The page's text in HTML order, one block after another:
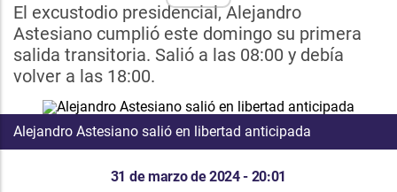
El excustodio presidencial, Alejandro
Astesiano cumplió este domingo su primera
salida transitoria. Salió a las 08:00 y debía
volver a las 18:00.
Alejandro Astesiano salió en libertad anticipada
31 de marzo de 2024 - 20:01